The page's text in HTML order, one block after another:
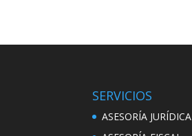
SERVICIOS
ASESORÍA JURÍDICA